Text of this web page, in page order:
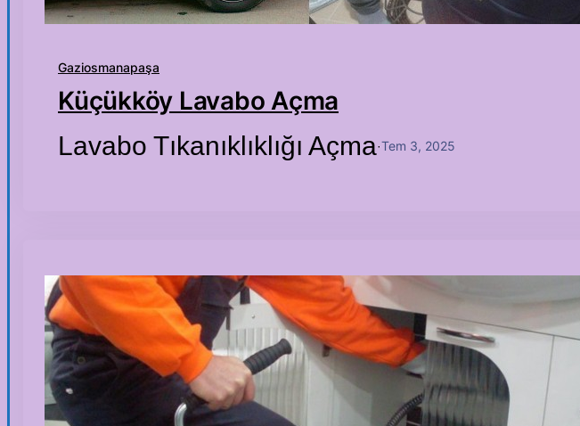
Gaziosmanapaşa
Küçükköy Lavabo Açma
Lavabo Tıkanıklıklığı Açma·Tem 3, 2025